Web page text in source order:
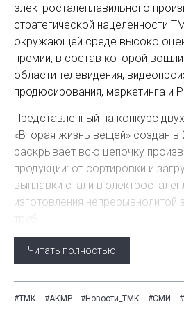
электросталеплавильного
стратегической нацеленности
окружающей среде высоко
премии, в состав которой
области телевидения,
продюсирования, маркетинга и
Представленный на конкурс
«Вторая жизнь вещей» создан в
раскрывает всю цепочку
продукции: от сортировки и
выплавки стали в
изготовления непрерывнолитой
Читать полностью
#ТМК #АКМР #Новости_ТМК #СМИ